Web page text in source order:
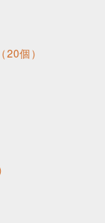
個）